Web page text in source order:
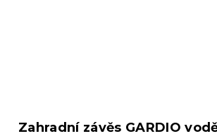
Zahradní závěs GARDIO